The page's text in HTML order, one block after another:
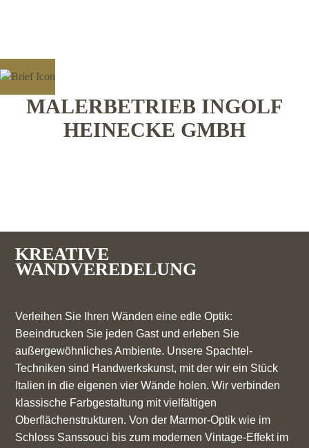
MALERBETRIEB INGOLF
HEINECKE GMBH
KREATIVE
WANDVEREDELUNG
Verleihen Sie Ihren Wänden eine edle Optik:
Beeindrucken Sie jeden Gast und erleben Sie
außergewöhnliches Ambiente. Unsere Spachtel-
Techniken sind Handwerkskunst, mit der wir ein Stück
Italien in die eigenen vier Wände holen. Wir verbinden
klassische Farbgestaltung mit vielfältigen
Oberflächenstrukturen. Von der Marmor-Optik wie im
Schloss Sanssouci bis zum modernen Vintage-Effekt im